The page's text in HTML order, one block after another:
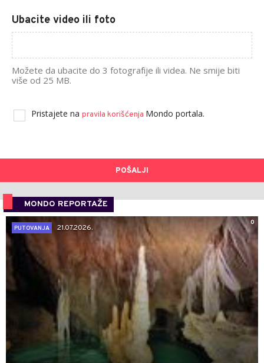
Ubacite video ili foto
Možete da ubacite do 3 fotografije ili videa. Ne smije biti
više od 25 MB.
Pristajete na pravila korišćenja Mondo portala.
POŠALJI
MONDO REPORTAŽE
0
PUTOVANJA
21.07.2026.